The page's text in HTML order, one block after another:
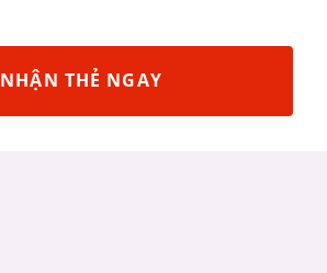
NHẬN THẺ NGAY